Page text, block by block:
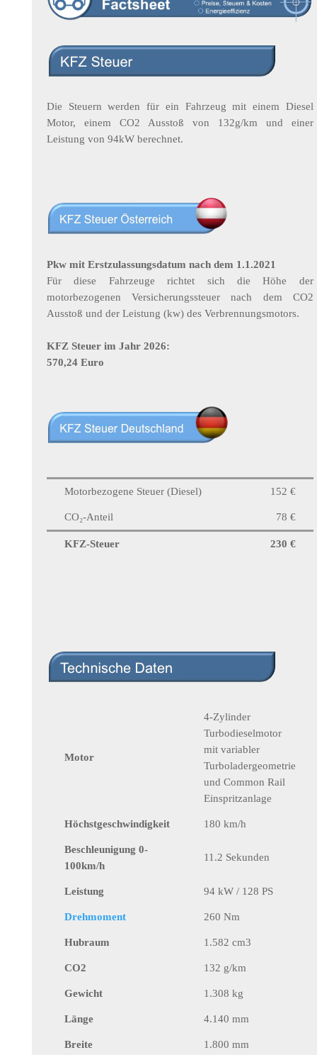
Die Steuern werden für ein Fahrzeug mit einem Diesel
Motor, einem CO2 Ausstoß von 132g/km und einer
Leistung von 94kW berechnet.
Pkw mit Erstzulassungsdatum nach dem 1.1.2021
Für diese Fahrzeuge richtet sich die Höhe der
motorbezogenen Versicherungssteuer nach dem CO2
Ausstoß und der Leistung (kw) des Verbrennungsmotors.
KFZ Steuer im Jahr 2026:
570,24 Euro
Motorbezogene Steuer (Diesel) 152 €
CO₂-Anteil 78 €
KFZ-Steuer 230 €
Motor
4-Zylinder
Turbodieselmotor
mit variabler
Turboladergeometrie
und Common Rail
Einspritzanlage
Höchstgeschwindigkeit 180 km/h
Beschleunigung 0-
100km/h
11.2 Sekunden
Leistung 94 kW / 128 PS
Drehmoment 260 Nm
Hubraum 1.582 cm3
CO2 132 g/km
Gewicht 1.308 kg
Länge 4.140 mm
Breite 1.800 mm